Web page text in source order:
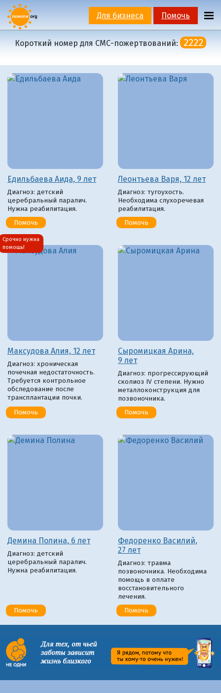
Для бизнеса Помочь
Короткий номер для СМС-пожертвований: 2222
Едильбаева Аида, 9 лет
Диагноз: детский
церебральный паралич.
Нужна реабилитация.
Помочь
Леонтьева Варя, 12 лет
Диагноз: тугоухость.
Необходима слухоречевая
реабилитация.
Помочь
Срочно нужна
помощь!
Максудова Алия, 12 лет
Диагноз: хроническая
почечная недостаточность.
Требуется контрольное
обследование после
трансплантации почки.
Помочь
Сыромицкая Арина,
9 лет
Диагноз: прогрессирующий
сколиоз IV степени. Нужно
металлоконструкция для
позвоночника.
Помочь
Демина Полина, 6 лет
Диагноз: детский
церебральный паралич.
Нужна реабилитация.
Помочь
Федоренко Василий,
27 лет
Диагноз: травма
позвоночника. Необходима
помощь в оплате
восстановительного
лечения.
Помочь